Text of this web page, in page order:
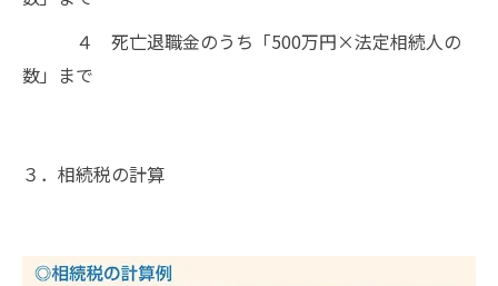
４ 死亡退職金のうち「500万円×法定相続人の
数」まで
３．相続税の計算